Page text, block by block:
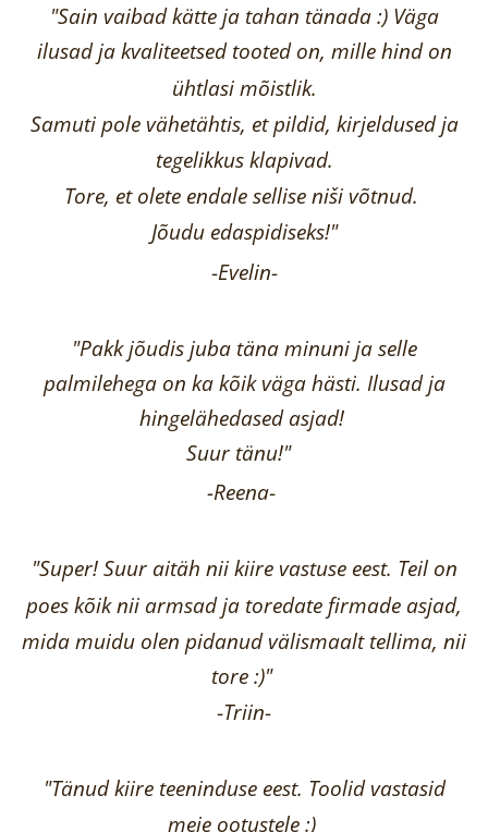
"Sain vaibad kätte ja tahan tänada :) Väga
ilusad ja kvaliteetsed tooted on, mille hind on
ühtlasi mõistlik.
Samuti pole vähetähtis, et pildid, kirjeldused ja
tegelikkus klapivad.
Tore, et olete endale sellise niši võtnud.
Jõudu edaspidiseks!"
-Evelin-
"Pakk jõudis juba täna minuni ja selle
palmilehega on ka kõik väga hästi. Ilusad ja
hingelähedased asjad!
Suur tänu!"
-Reena-
"Super! Suur aitäh nii kiire vastuse eest. Teil on
poes kõik nii armsad ja toredate firmade asjad,
mida muidu olen pidanud välismaalt tellima, nii
tore :)"
-Triin-
"Tänud kiire teeninduse eest. Toolid vastasid
meie ootustele :)